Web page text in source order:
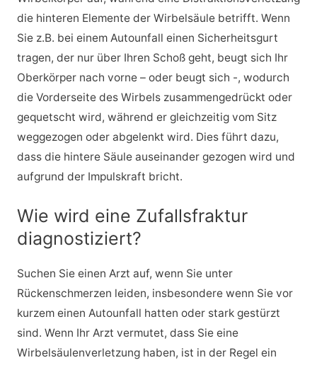
die hinteren Elemente der Wirbelsäule betrifft. Wenn
Sie z.B. bei einem Autounfall einen Sicherheitsgurt
tragen, der nur über Ihren Schoß geht, beugt sich Ihr
Oberkörper nach vorne – oder beugt sich -, wodurch
die Vorderseite des Wirbels zusammengedrückt oder
gequetscht wird, während er gleichzeitig vom Sitz
weggezogen oder abgelenkt wird. Dies führt dazu,
dass die hintere Säule auseinander gezogen wird und
aufgrund der Impulskraft bricht.
Wie wird eine Zufallsfraktur
diagnostiziert?
Suchen Sie einen Arzt auf, wenn Sie unter
Rückenschmerzen leiden, insbesondere wenn Sie vor
kurzem einen Autounfall hatten oder stark gestürzt
sind. Wenn Ihr Arzt vermutet, dass Sie eine
Wirbelsäulenverletzung haben, ist in der Regel ein